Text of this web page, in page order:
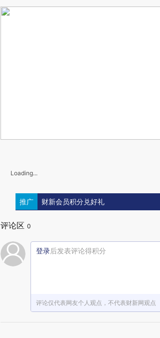
Loading...
推广 财新会员积分兑好礼
评论区 0
登录后发表评论得积分
评论仅代表网友个人观点，不代表财新网观点